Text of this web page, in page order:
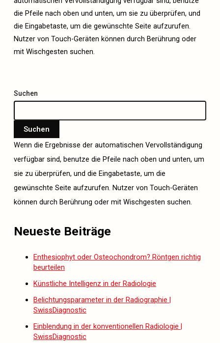
die Pfeile nach oben und unten, um sie zu überprüfen, und
die Eingabetaste, um die gewünschte Seite aufzurufen.
Nutzer von Touch-Geräten können durch Berührung oder
mit Wischgesten suchen.
Suchen
Suchen
Wenn die Ergebnisse der automatischen Vervollständigung
verfügbar sind, benutze die Pfeile nach oben und unten, um
sie zu überprüfen, und die Eingabetaste, um die
gewünschte Seite aufzurufen. Nutzer von Touch-Geräten
können durch Berührung oder mit Wischgesten suchen.
Neueste Beiträge
Enthesiophyt oder Osteochondrom? Röntgen richtig
beurteilen
Künstliche Intelligenz in der Radiologie
Belichtungsparameter in der Radiographie |
SwissDiagnostic
Einblendung in der konventionellen Radiologie |
SwissDiagnostic